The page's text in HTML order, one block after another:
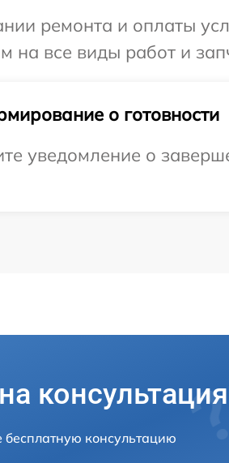
ремонта и оплаты
на все виды работ и
о готовности
уведомление о
бесплатную консультацию